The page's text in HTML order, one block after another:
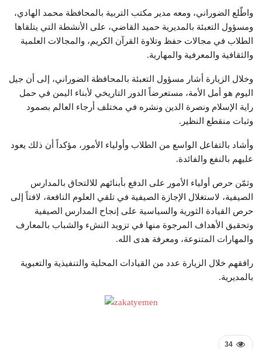
واطّلع الضوراني، ومعه مدير مكتب التربية بالمحافظة محمد الهادي،
ومسؤول التعبئة بالمديرية حميد القاضي، على الأنشطة التي يتلقاها
الطلاب في مجالات حفظ وتلاوة القرآن الكريم، والمجالات العلمية
والثقافية والمعرفية والمهارية.
وخلال الزيارة أشار مسؤول التعبئة بالمحافظة الضوراني، إلى أن جيل
اليوم هو أمل الأمة، مستعرضاً الدور التاريخي لأبناء اليمن في حمل
راية الإسلام ونصرة الدين ونشره في مختلف أرجاء العالم بصمود
وثبات منقطع النظير.
وأشاد بالتفاعل الواسع من الطلاب وأولياء الأمور، مؤكداً أن ذلك يعود
عليهم بالنفع والفائدة.
وثمّن حرص أولياء الأمور على الدفع بأبنائهم للالتحاق بالمدارس
الصيفية، لاستغلال الإجازة الصيفية في تلقي العلوم النافعة، لافتاً إلى
حرص القيادة الثورية والسياسية على إنجاح المدارس الصيفية
وتحقيق الأهداف المرجوة منها في تزويد النشء والشباب بالمعارف
والمهارات المتنوعة، ومعرفة هدى الله.
رافقهم خلال الزيارة عدد من القيادات المحلية والتنفيذية والتعبوية
بالمديرية.
34